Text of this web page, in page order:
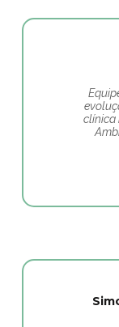
clínica